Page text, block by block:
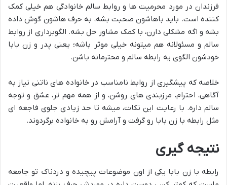
فرزندان در مورد محرمیت ها و روابط سالم خانوادگی هم خیلی کمک
کننده است. باید باهاشون صحبت بشه، به حرف هاشون گوش داده
بشه و اگه مشکلی دارن، با کمک مشاور حل بشه. الگوبرداری از روابط
سالم و مسئولانه هم میتونه خیلی موثر باشه؛ یعنی پدر و زن بابا
خودشون الگوی یه رابطه سالم و محترمانه باشن.
خلاصه که پیشگیری از روابط نامناسب در خانواده های ناتنی نیاز به
آگاهی، احترام، مرزبندی های روشن، و از همه مهم تر، عشق و توجه
سالم داره. با رعایت این نکات، میشه تا حد زیادی جلوی فاجعه ای
مثل رابطه با زن بابا رو گرفت و آرامش رو به خانواده برگردوند.
نتیجه گیری
رابطه با زن بابا یکی از اون موضوعات پیچیده و دردناک تو جامعه